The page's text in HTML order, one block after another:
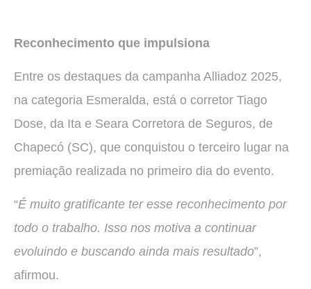
Reconhecimento que impulsiona
Entre os destaques da campanha Alliadoz 2025,
na categoria Esmeralda, está o corretor Tiago
Dose, da Ita e Seara Corretora de Seguros, de
Chapecó (SC), que conquistou o terceiro lugar na
premiação realizada no primeiro dia do evento.
“É muito gratificante ter esse reconhecimento por
todo o trabalho. Isso nos motiva a continuar
evoluindo e buscando ainda mais resultado”,
afirmou.